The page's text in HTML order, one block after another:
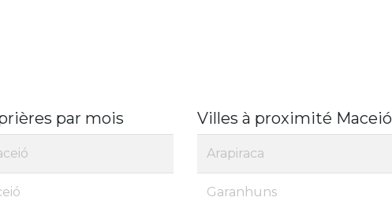
par mois Villes à proximité Maceió
Arapiraca
Garanhuns